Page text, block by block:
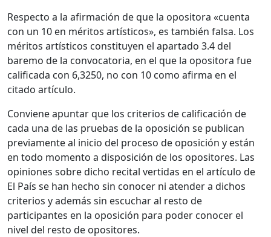
Respecto a la afirmación de que la opositora «cuenta
con un 10 en méritos artísticos», es también falsa. Los
méritos artísticos constituyen el apartado 3.4 del
baremo de la convocatoria, en el que la opositora fue
calificada con 6,3250, no con 10 como afirma en el
citado artículo.
Conviene apuntar que los criterios de calificación de
cada una de las pruebas de la oposición se publican
previamente al inicio del proceso de oposición y están
en todo momento a disposición de los opositores. Las
opiniones sobre dicho recital vertidas en el artículo de
El País se han hecho sin conocer ni atender a dichos
criterios y además sin escuchar al resto de
participantes en la oposición para poder conocer el
nivel del resto de opositores.